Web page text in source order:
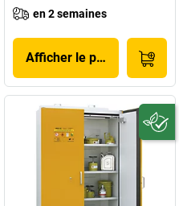
en 2 semaines
Afficher le produit